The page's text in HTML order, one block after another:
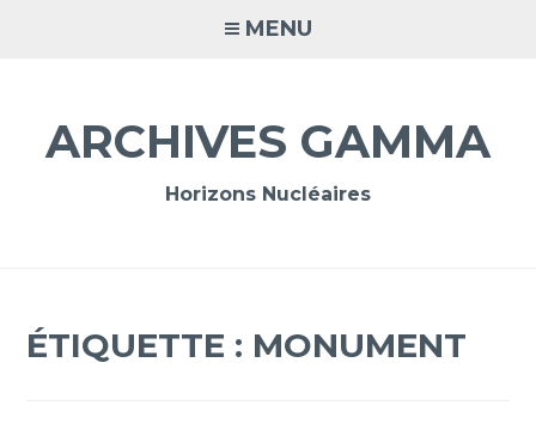
MENU
ARCHIVES GAMMA
Horizons Nucléaires
ÉTIQUETTE : MONUMENT